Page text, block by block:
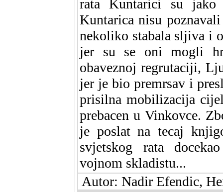
rata Kuntarici su
Kuntarica nisu
nekoliko stabala sljiva i
jer su se oni mogli
obaveznoj regrutaciji,
jer je bio premrsav i
prisilna mobilizacija
prebacen u Vinkovce.
je poslat na tecaj
svjetskog rata
vojnom skladistu...
Autor: Nadir Efendic,